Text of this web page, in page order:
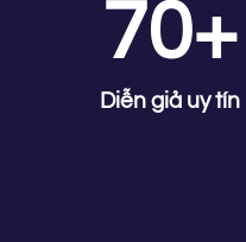
Diễn giả uy tín
70+